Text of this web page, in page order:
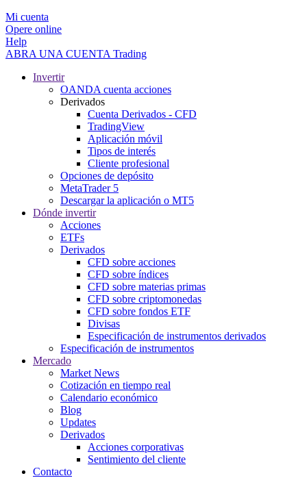
Mi cuenta
Opere online
Help
ABRA UNA CUENTA Trading
Invertir
OANDA cuenta acciones
Derivados
Cuenta Derivados - CFD
TradingView
Aplicación móvil
Tipos de interés
Cliente profesional
Opciones de depósito
MetaTrader 5
Descargar la aplicación o MT5
Dónde invertir
Acciones
ETFs
Derivados
CFD sobre acciones
CFD sobre índices
CFD sobre materias primas
CFD sobre criptomonedas
CFD sobre fondos ETF
Divisas
Especificación de instrumentos derivados
Especificación de instrumentos
Mercado
Market News
Cotización en tiempo real
Calendario económico
Blog
Updates
Derivados
Acciones corporativas
Sentimiento del cliente
Contacto